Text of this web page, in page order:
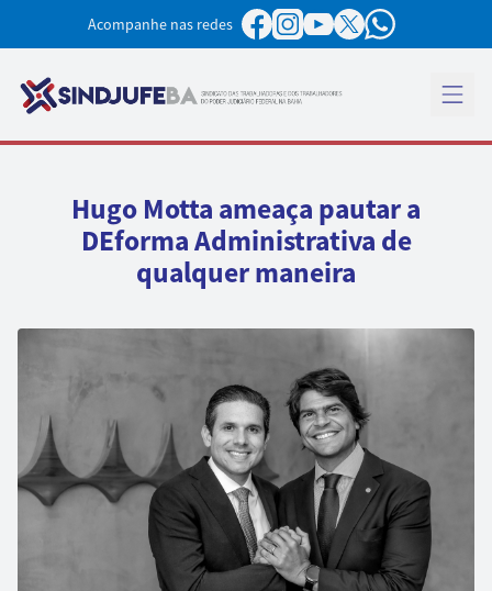
Acompanhe nas redes
Abrir
Hugo Motta ameaça pautar a
DEforma Administrativa de
qualquer maneira